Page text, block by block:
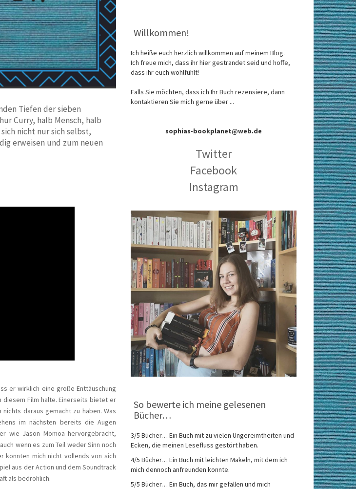
Tiefen der sieben
Curry, halb Mensch, halb
nicht nur sich selbst,
erweisen und zum neuen
er wirklich eine große Enttäuschung
diesem Film halte. Einerseits bietet er
daraus gemacht zu haben. Was
im nächsten bereits die Augen
wie Jason Momoa hervorgebracht,
wenn es zum Teil weder Sinn noch
konnten mich nicht vollends von sich
aus der Action und dem Soundtrack
als bedrohlich.
Willkommen!
Ich heiße euch herzlich willkommen auf meinem Blog.
Ich freue mich, dass ihr hier gestrandet seid und hoffe,
dass ihr euch wohlfühlt!
Falls Sie möchten, dass ich Ihr Buch rezensiere, dann
kontaktieren Sie mich gerne über ...
sophias-bookplanet@web.de
Twitter
Facebook
Instagram
So bewerte ich meine gelesenen
Bücher…
3/5 Bücher… Ein Buch mit zu vielen Ungereimtheiten und
Ecken, die meinen Lesefluss gestört haben.
4/5 Bücher… Ein Buch mit leichten Makeln, mit dem ich
mich dennoch anfreunden konnte.
5/5 Bücher… Ein Buch, das mir gefallen und mich